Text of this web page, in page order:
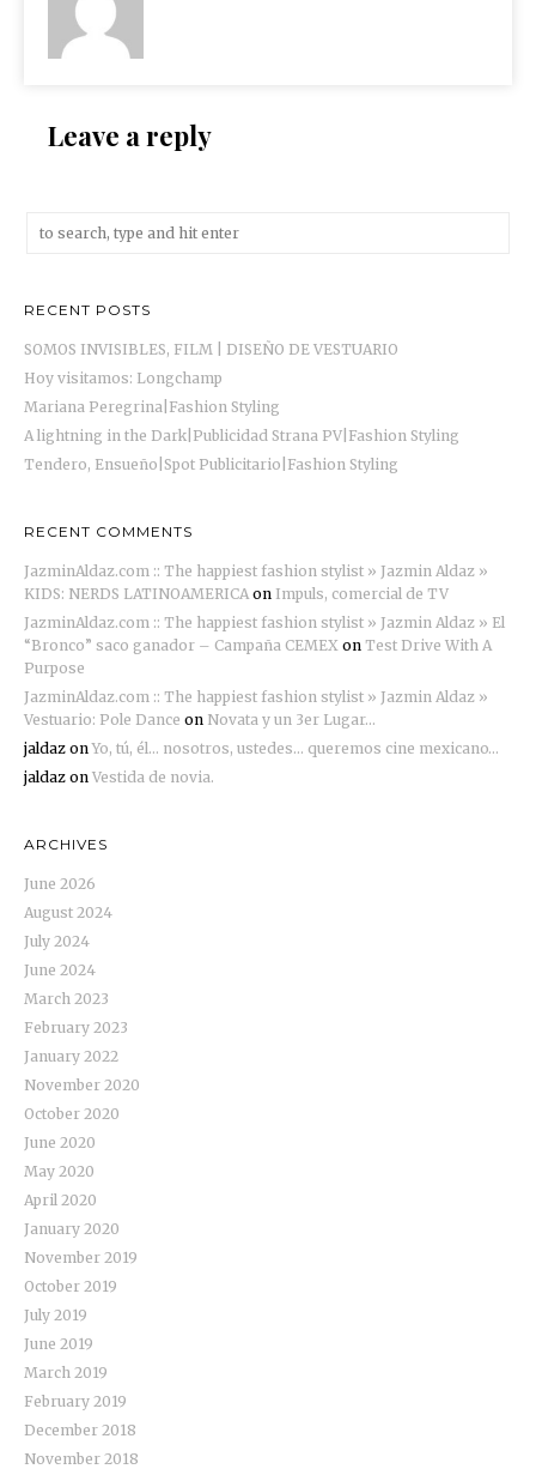
Leave a reply
RECENT POSTS
SOMOS INVISIBLES, FILM | DISEÑO DE VESTUARIO
Hoy visitamos: Longchamp
Mariana Peregrina|Fashion Styling
A lightning in the Dark|Publicidad Strana PV|Fashion Styling
Tendero, Ensueño|Spot Publicitario|Fashion Styling
RECENT COMMENTS
JazminAldaz.com :: The happiest fashion stylist » Jazmin Aldaz »
KIDS: NERDS LATINOAMERICA on Impuls, comercial de TV
JazminAldaz.com :: The happiest fashion stylist » Jazmin Aldaz » El
“Bronco” saco ganador – Campaña CEMEX on Test Drive With A
Purpose
JazminAldaz.com :: The happiest fashion stylist » Jazmin Aldaz »
Vestuario: Pole Dance on Novata y un 3er Lugar…
jaldaz onYo, tú, él… nosotros, ustedes… queremos cine mexicano…
jaldaz on Vestida de novia.
ARCHIVES
June 2026
August 2024
July 2024
June 2024
March 2023
February 2023
January 2022
November 2020
October 2020
June 2020
May 2020
April 2020
January 2020
November 2019
October 2019
July 2019
June 2019
March 2019
February 2019
December 2018
November 2018